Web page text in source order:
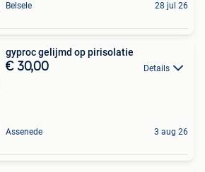
Belsele 28 jul 26
gyproc gelijmd op pirisolatie
€ 30,00 Details
Assenede 3 aug 26